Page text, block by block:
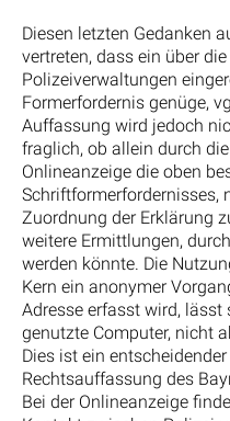
Diesen letzten Gedanken
vertreten, dass ein über
Polizeiverwaltungen
Formerfordernis genüge,
Auffassung wird jedoch
fraglich, ob allein durch
Onlineanzeige die oben
Schriftformerfordernisses,
Zuordnung der Erklärung
weitere Ermittlungen,
werden könnte. Die
Kern ein anonymer
Adresse erfasst wird,
genutzte Computer, nicht
Dies ist ein
Rechtsauffassung des
Bei der Onlineanzeige